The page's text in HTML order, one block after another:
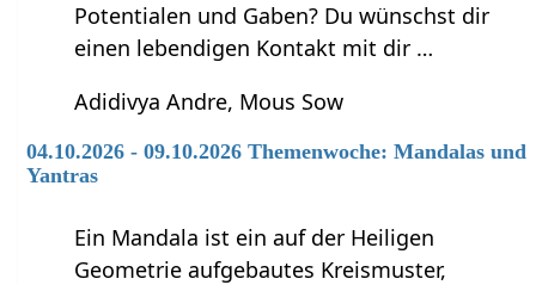
Potentialen und Gaben? Du wünschst dir
einen lebendigen Kontakt mit dir …
Adidivya Andre, Mous Sow
04.10.2026 - 09.10.2026 Themenwoche: Mandalas und
Yantras
Ein Mandala ist ein auf der Heiligen
Geometrie aufgebautes Kreismuster,